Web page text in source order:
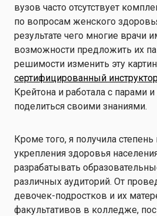
вузов часто отсутствует
по вопросам женского
результате чего многие врачи
возможности предложить их
решимости изменить эту
сертифицированный
Крейтона и работала с парами
поделиться своими знаниями.
Кроме того, я получила степень
укрепления здоровья
разрабатывать
различных аудиторий. От
девочек-подростков и их
факультативов в колледже,